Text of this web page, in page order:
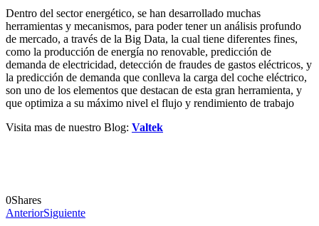
Dentro del sector energético, se han desarrollado muchas
herramientas y mecanismos, para poder tener un análisis profundo
de mercado, a través de la Big Data, la cual tiene diferentes fines,
como la producción de energía no renovable, predicción de
demanda de electricidad, detección de fraudes de gastos eléctricos, y
la predicción de demanda que conlleva la carga del coche eléctrico,
son uno de los elementos que destacan de esta gran herramienta, y
que optimiza a su máximo nivel el flujo y rendimiento de trabajo
Visita mas de nuestro Blog: Valtek
0Shares
AnteriorSiguiente